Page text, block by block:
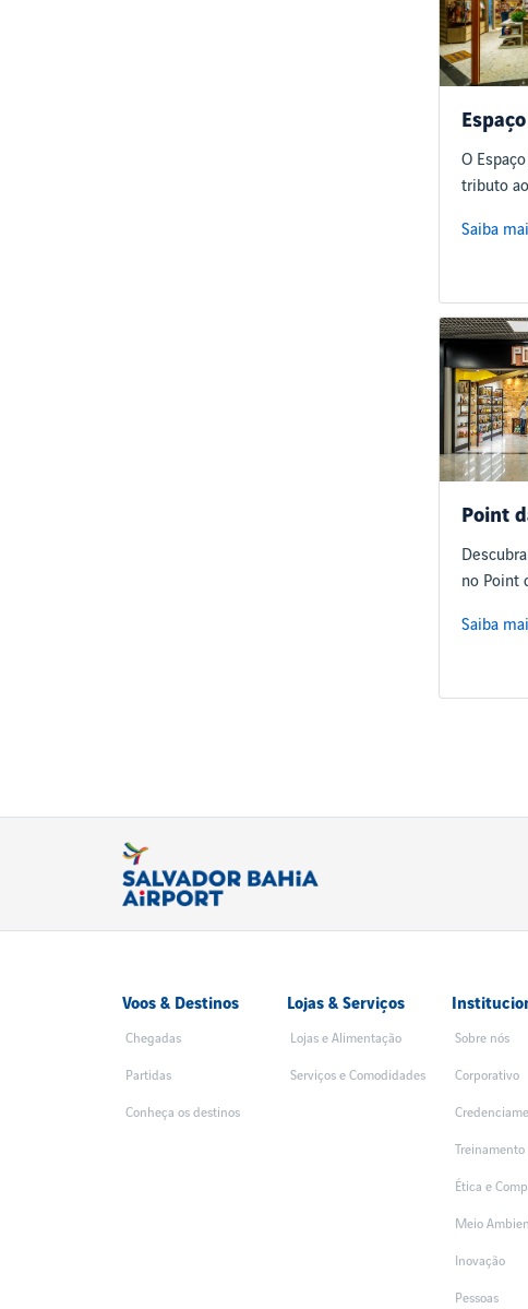
O
tributo
Saiba
Point
no Point
Saiba
Voos & Destinos
Chegadas
Partidas
Conheça os destinos
Lojas & Serviços
Lojas e Alimentação
Serviços e Comodidades
Sobre nós
Corporativo
Treinamento
Ética e
Meio
Inovação
Pessoas